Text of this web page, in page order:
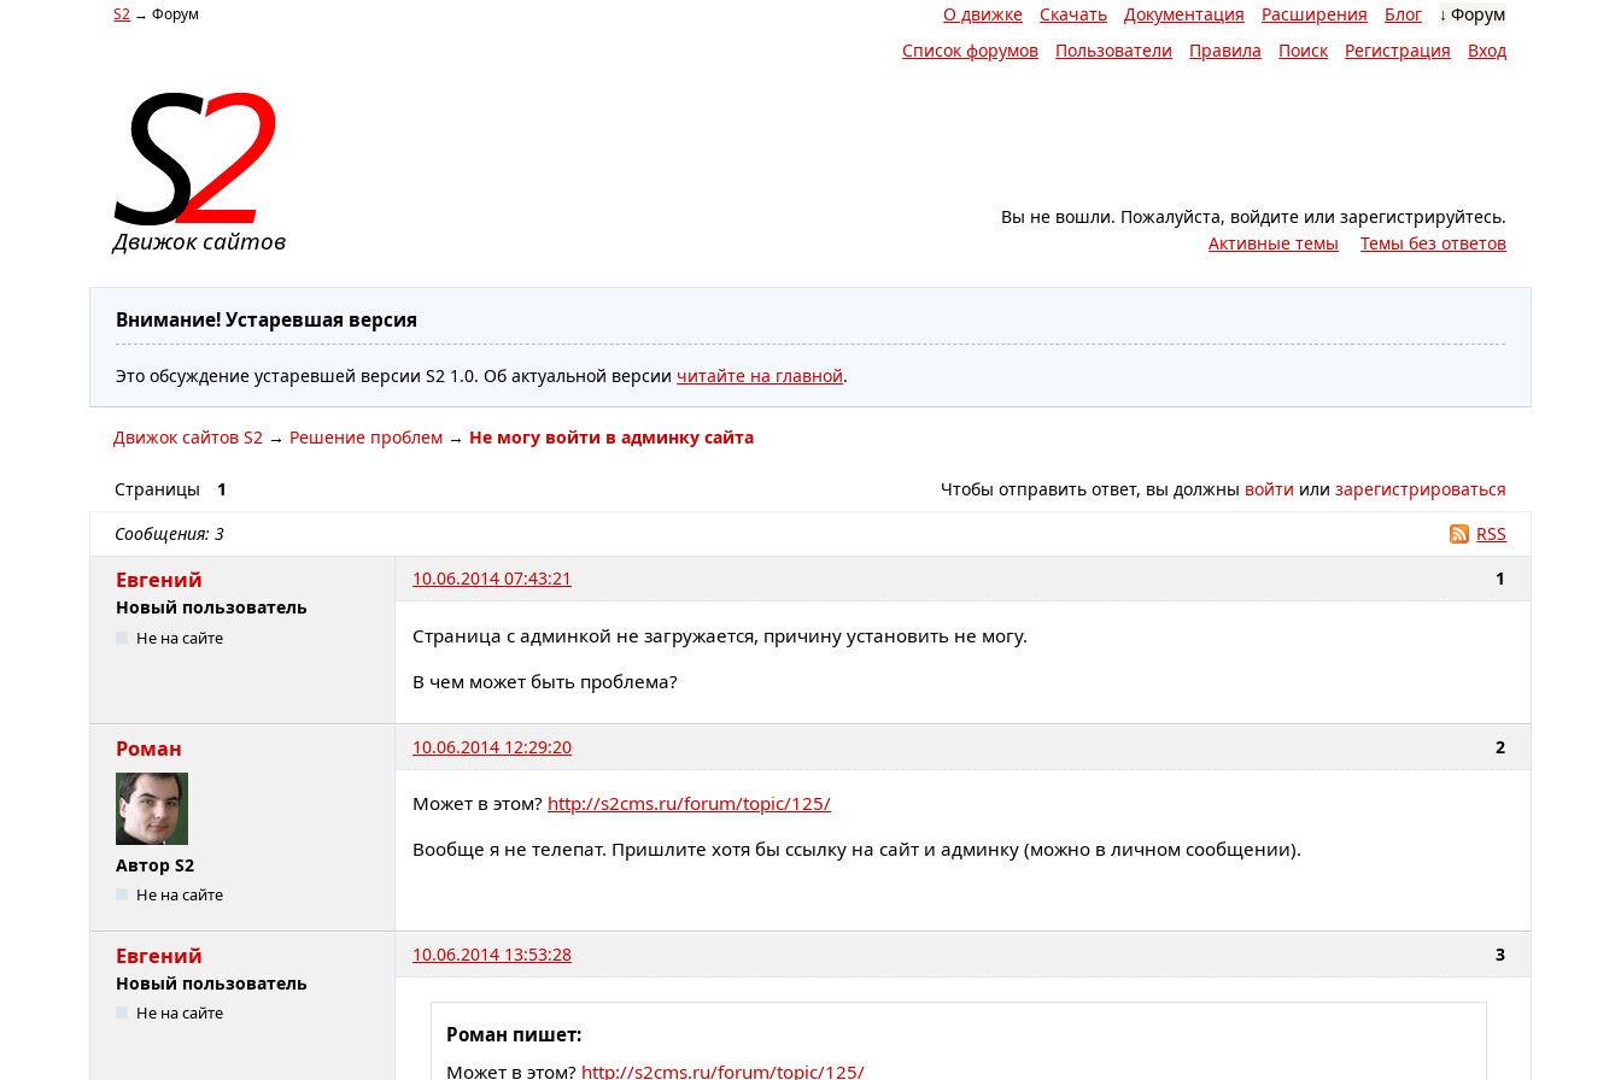
О движке Скачать Документация Расширения Блог Форум
S2 → Форум
Список форумов Пользователи Правила Поиск Регистрация Вход
Вы не вошли. Пожалуйста, войдите или зарегистрируйтесь.
Активные темы
Темы без ответов
Движок сайтов
Внимание! Устаревшая версия
Это обсуждение устаревшей версии S2 1.0. Об актуальной версии читайте на главной.
Движок сайтов S2 → Решение проблем → Не могу войти в админку сайта
Страницы 1 Чтобы отправить ответ, вы должны войти илизарегистрироваться
RSS
Сообщения: 3
1
Евгений
10.06.2014 07:43:21
Новый пользователь
Не на сайте
Страница с админкой не загружается, причину установить не могу.
В чем может быть проблема?
2
Роман 10.06.2014 12:29:20
Автор S2
Не на сайте
Может в этом? http://s2cms.ru/forum/topic/125/
Вообще я не телепат. Пришлите хотя бы ссылку на сайт и админку (можно в личном сообщении).
3
Евгений
10.06.2014 13:53:28
Новый пользователь
Не на сайте
Роман пишет:
Может в этом? http://s2cms.ru/forum/topic/125/